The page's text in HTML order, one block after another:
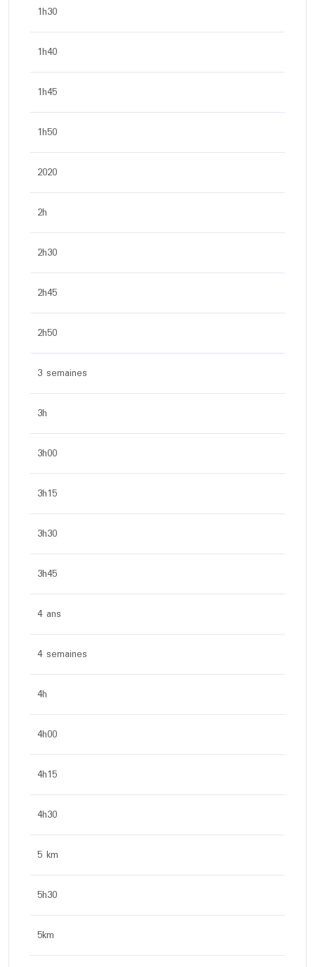
1h30
1h40
1h45
1h50
2020
2h
2h30
2h45
2h50
3 semaines
3h
3h00
3h15
3h30
3h45
4 ans
4 semaines
4h
4h00
4h15
4h30
5 km
5h30
5km